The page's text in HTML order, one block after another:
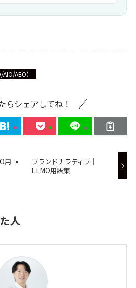
AEO）
らシェアしてね！
用
ブランドナラティブ｜
LLMO用語集
人